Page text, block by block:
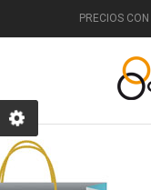
PRECIOS